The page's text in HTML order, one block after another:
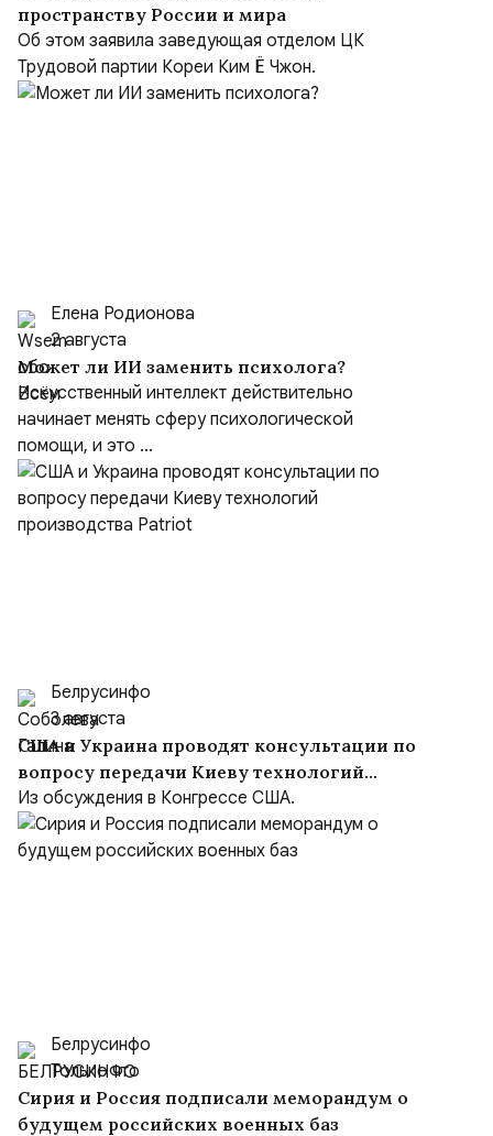
пространству России и мира
Об этом заявила заведующая отделом ЦК
Трудовой партии Кореи Ким Ё Чжон.
Елена Родионова
2 августа
Может ли ИИ заменить психолога?
Искусственный интеллект действительно
начинает менять сферу психологической
помощи, и это ...
Белрусинфо
3 августа
США и Украина проводят консультации по
вопросу передачи Киеву технологий
производства Patriot
Из обсуждения в Конгрессе США.
Белрусинфо
Только что
Сирия и Россия подписали меморандум о
будущем российских военных баз